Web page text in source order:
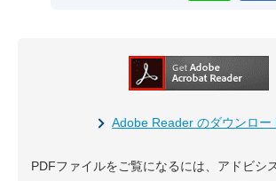
Adobe Reader のダウンロー
PDFファイルをご覧になるには、アドビシ